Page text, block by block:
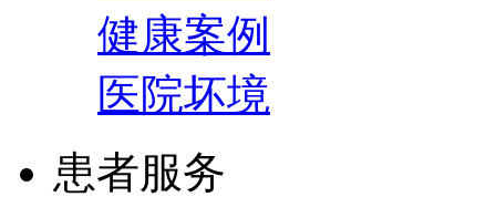
健康案例
医院坏境
患者服务